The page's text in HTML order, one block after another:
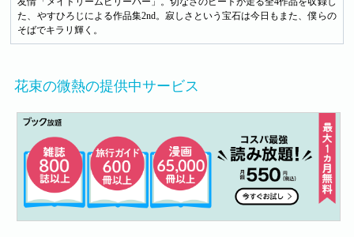
た、やすひろじによる作品集2nd。寂しさという宝石は今日もまた、僕らの
そばでキラリ輝く。
花束の微熱の提供中サービス